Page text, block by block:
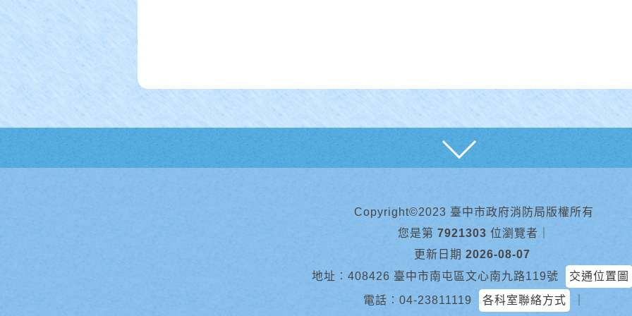
Copyright©2023 臺中市政府消防局版權所有
您是第 7921303 位瀏覽者
更新日期 2026-08-07
地址︰408426 臺中市南屯區文心南九路119號
交通位置圖
電話︰ 04-23811119 各科室聯絡方式